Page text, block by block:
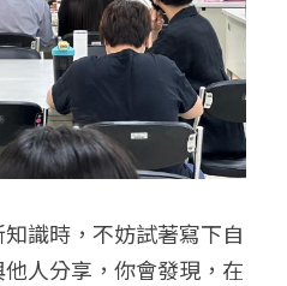
識時，不妨試著寫下自
人分享，你會發現，在